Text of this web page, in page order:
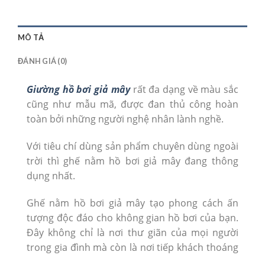
MÔ TẢ
ĐÁNH GIÁ (0)
Giường hồ bơi giả mâyrất đa dạng về màu sắc
cũng như mẫu mã, được đan thủ công hoàn
toàn bởi những người nghệ nhân lành nghề.
Với tiêu chí dùng sản phẩm chuyên dùng ngoài
trời thì ghế nằm hồ bơi giả mây đang thông
dụng nhất.
Ghế nằm hồ bơi giả mây tạo phong cách ấn
tượng độc đáo cho không gian hồ bơi của bạn.
Đây không chỉ là nơi thư giãn của mọi người
trong gia đình mà còn là nơi tiếp khách thoáng